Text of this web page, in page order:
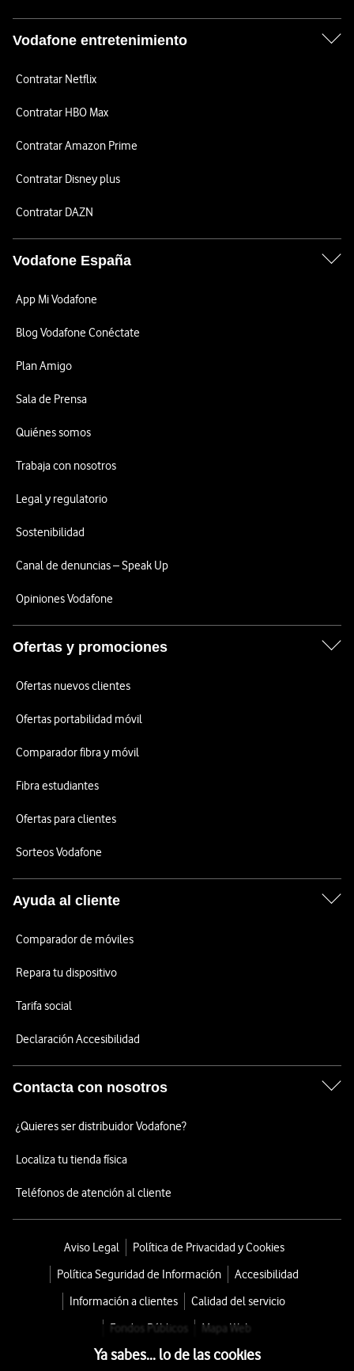
Vodafone entretenimiento
Contratar Netflix
Contratar HBO Max
Contratar Amazon Prime
Contratar Disney plus
Contratar DAZN
Vodafone España
App Mi Vodafone
Blog Vodafone Conéctate
Plan Amigo
Sala de Prensa
Quiénes somos
Trabaja con nosotros
Legal y regulatorio
Sostenibilidad
Canal de denuncias – Speak Up
Opiniones Vodafone
Ofertas y promociones
Ofertas nuevos clientes
Ofertas portabilidad móvil
Comparador fibra y móvil
Fibra estudiantes
Ofertas para clientes
Sorteos Vodafone
Ayuda al cliente
Comparador de móviles
Repara tu dispositivo
Tarifa social
Declaración Accesibilidad
Contacta con nosotros
¿Quieres ser distribuidor Vodafone?
Localiza tu tienda física
Teléfonos de atención al cliente
Aviso Legal
Política de Privacidad y Cookies
Política Seguridad de Información
Accesibilidad
Información a clientes
Calidad del servicio
Fondos Públicos
Mapa Web
Ya sabes... lo de las cookies